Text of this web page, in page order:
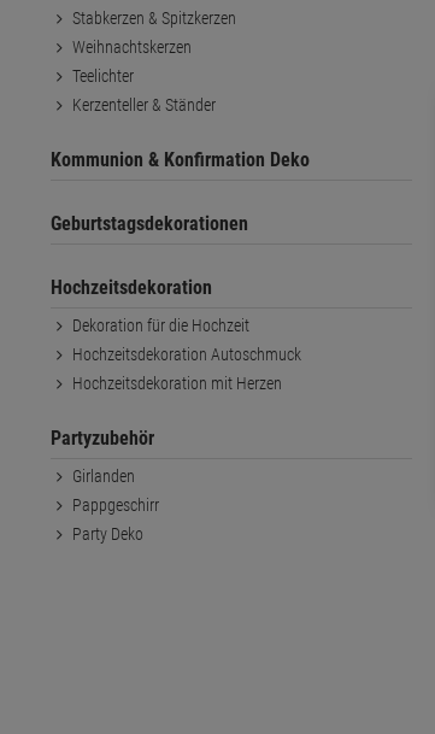
Stabkerzen & Spitzkerzen
Weihnachtskerzen
Teelichter
Kerzenteller & Ständer
Kommunion & Konfirmation Deko
Geburtstagsdekorationen
Hochzeitsdekoration
Dekoration für die Hochzeit
Hochzeitsdekoration Autoschmuck
Hochzeitsdekoration mit Herzen
Partyzubehör
Girlanden
Pappgeschirr
Party Deko